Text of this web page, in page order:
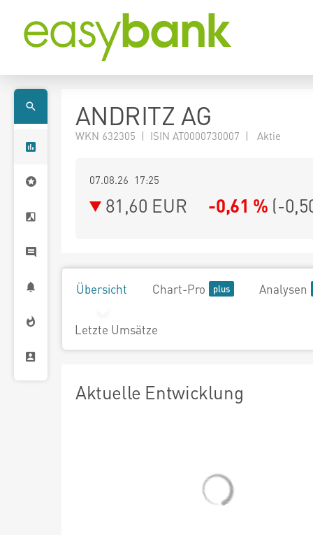
ANDRITZ AG
WKN 632305 | ISIN AT0000730007 | Aktie
07.08.26 17:25
81,60 EUR -0,61 % (-
Übersicht Chart-Pro Analysen
Letzte Umsätze
Aktuelle Entwicklung